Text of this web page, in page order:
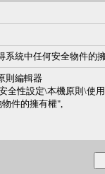
系統中任何安全物件的
則編輯器
全性設定\本機原則\使
件的擁有權",